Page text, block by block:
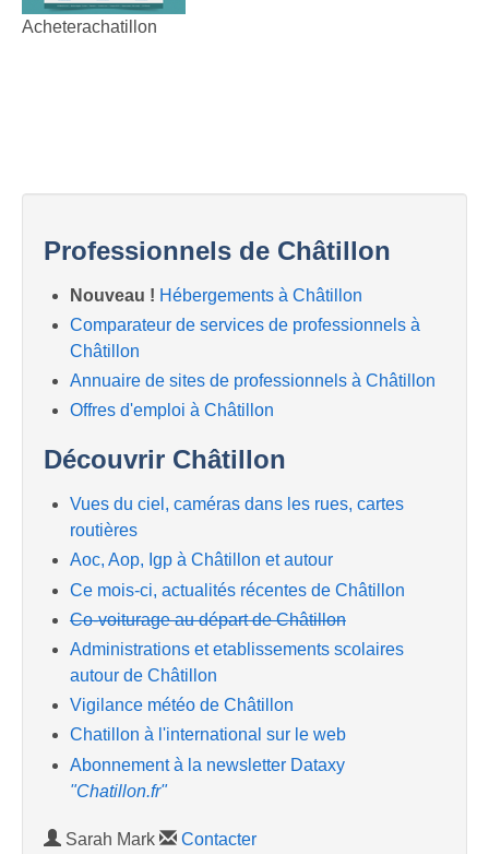
Acheterachatillon
Professionnels de Châtillon
Nouveau ! Hébergements à Châtillon
Comparateur de services de professionnels à
Châtillon
Annuaire de sites de professionnels à Châtillon
Offres d'emploi à Châtillon
Découvrir Châtillon
Vues du ciel, caméras dans les rues, cartes
routières
Aoc, Aop, Igp à Châtillon et autour
Ce mois-ci, actualités récentes de Châtillon
Co-voiturage au départ de Châtillon
Administrations et etablissements scolaires
autour de Châtillon
Vigilance météo de Châtillon
Chatillon à l'international sur le web
Abonnement à la newsletter Dataxy
"Chatillon.fr"
Sarah Mark
Contacter